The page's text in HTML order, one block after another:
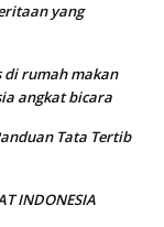
yang
di rumah makan
angkat bicara
Tata Tertib
INDONESIA